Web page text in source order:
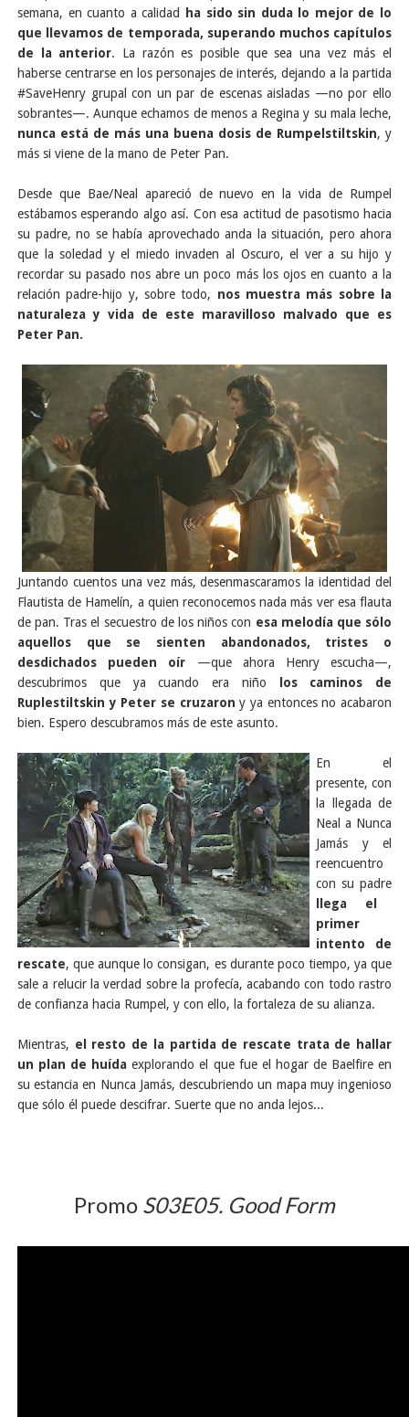
semana, en cuanto a calidad
ha sido sin duda lo mejor de lo
que llevamos de temporada, superando muchos capítulos
de la anterior. La razón es posible que sea una vez más el
haberse centrarse en los personajes de interés, dejando a la partida
#SaveHenry grupal con un par de escenas aisladas —no por ello
sobrantes—. Aunque echamos de menos a Regina y su mala leche,
nunca está de más una buena dosis de Rumpelstiltskin, y
más si viene de la mano de Peter Pan.
Desde que Bae/Neal apareció de nuevo en la vida de Rumpel
estábamos esperando algo así. Con esa actitud de pasotismo hacia
su padre, no se había aprovechado anda la situación, pero ahora
que la soledad y el miedo invaden al Oscuro, el ver a su hijo y
recordar su pasado nos abre un poco más los ojos en cuanto a la
relación padre-hijo y, sobre todo, nos muestra más sobre la
naturaleza y vida de este maravilloso malvado que es
Peter Pan.
Juntando cuentos una vez más, desenmascaramos la identidad del
Flautista de Hamelín, a quien reconocemos nada más ver esa flauta
de pan. Tras el secuestro de los niños con esa melodía que sólo
aquellos que se sienten abandonados, tristes o
desdichados pueden oír —que ahora Henry escucha—,
descubrimos que ya cuando era niño
los caminos de
Ruplestiltskin y Peter se cruzaron y ya entonces no acabaron
bien. Espero descubramos más de este asunto.
En el
presente, con
la llegada de
Neal a Nunca
Jamás y el
reencuentro
con su padre
llega el
primer
intento de
rescate, que aunque lo consigan, es durante poco tiempo, ya que
sale a relucir la verdad sobre la profecía, acabando con todo rastro
de confianza hacia Rumpel, y con ello, la fortaleza de su alianza.
Mientras, el resto de la partida de rescate trata de hallar
un plan de huída explorando el que fue el hogar de Baelfire en
su estancia en Nunca Jamás, descubriendo un mapa muy ingenioso
que sólo él puede descifrar. Suerte que no anda lejos...
Promo S03E05. Good Form